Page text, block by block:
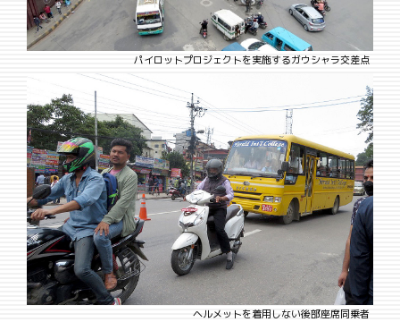
パイロットプロジェクトを実施するガウシャラ交差点
ヘルメットを着用しない後部座席同乗者